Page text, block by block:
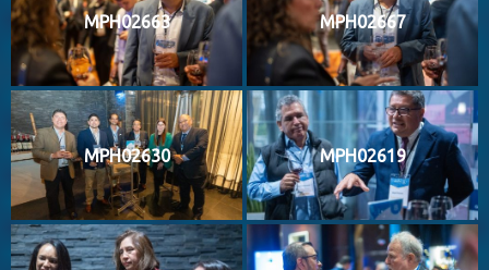
MPH02663 MPH02667
MPH02630 MPH02619